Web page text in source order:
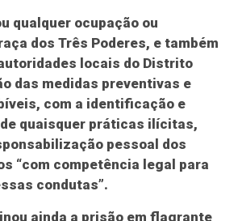
qualquer ocupação ou
dos Três Poderes, e também
locais do Distrito
das medidas preventivas e
com a identificação e
quaisquer práticas ilícitas,
pessoal dos
“com competência legal para
condutas”.
ainda a prisão em flagrante